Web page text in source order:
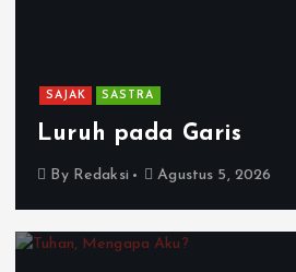
SAJAK SASTRA
Luruh pada Garis
By Redaksi Agustus 5, 2026